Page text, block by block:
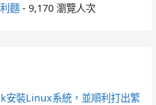
麵 - 9,170 瀏覽人次
裝Linux系統，並順利打出繁